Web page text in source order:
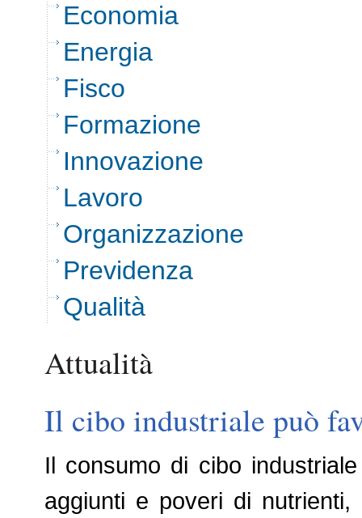
Economia
Energia
Fisco
Formazione
Innovazione
Lavoro
Organizzazione
Previdenza
Qualità
Attualità
Il cibo industriale può
Il consumo di cibo
aggiunti e poveri di